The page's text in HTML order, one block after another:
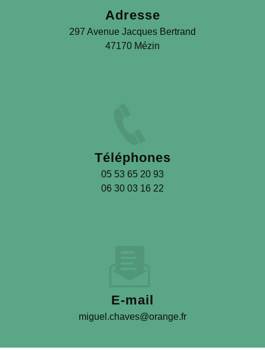
Adresse
297 Avenue Jacques Bertrand
47170 Mézin
Téléphones
05 53 65 20 93
06 30 03 16 22
E-mail
miguel.chaves@orange.fr